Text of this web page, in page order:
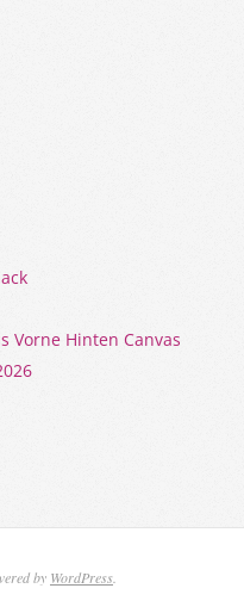
Vorne Hinten Canvas
by WordPress